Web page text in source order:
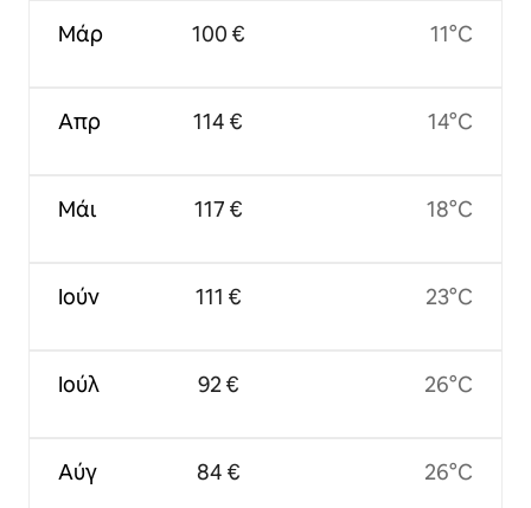
Μάρ
Απρ
Μάι
Ιούν
Ιούλ
Αύγ
100 €
114 €
117 €
111 €
92 €
84 €
11°C
14°C
18°C
23°C
26°C
26°C